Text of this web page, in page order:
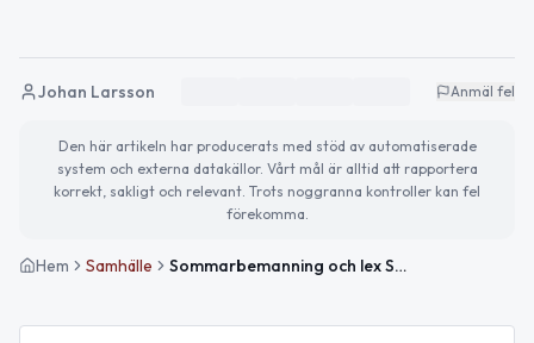
Johan Larsson Anmäl fel
Den här artikeln har producerats med stöd av automatiserade
system och externa datakällor. Vårt mål är alltid att rapportera
korrekt, sakligt och relevant. Trots noggranna kontroller kan fel
förekomma.
Hem Samhälle Sommarbemanning och lex Sarah-tillsyn i Vaggeryd